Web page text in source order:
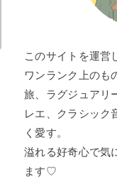
このサイトを運営
ワンランク上のも
旅、ラグジュアリ
レエ、クラシック
く愛す。
溢れる好奇心で気
ます♡